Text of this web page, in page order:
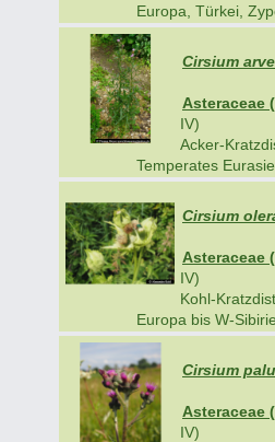
Europa, Türkei,
Cirsium
Asteraceae
IV)
Acker-
Temperates
Cirsium
Asteraceae
IV)
Kohl-
Europa bis W-
Cirsium
Asteraceae
IV)